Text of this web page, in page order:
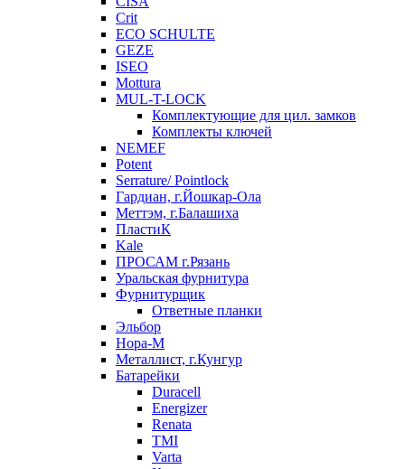
Crit
ECO SCHULTE
GEZE
ISEO
Mottura
MUL-T-LOCK
Комплектующие для цил. замков
Комплекты ключей
NEMEF
Potent
Serrature/ Pointlock
Гардиан, г.Йошкар-Ола
Меттэм, г.Балашиха
ПластиК
Kale
ПРОСАМ г.Рязань
Уральская фурнитура
Фурнитурщик
Ответные планки
Эльбор
Нора-М
Металлист, г.Кунгур
Батарейки
Duracell
Energizer
Renata
TMI
Varta